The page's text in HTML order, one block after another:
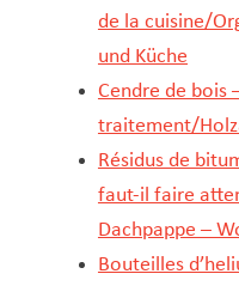
de la cuisine/
und Küche
Cendre de bois
traitement/
Résidus de
faut-il faire
Dachpappe –
Bouteilles